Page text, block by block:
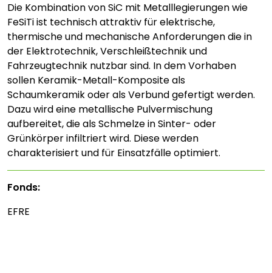
Die Kombination von SiC mit Metalllegierungen wie
FeSiTi ist technisch attraktiv für elektrische,
thermische und mechanische Anforderungen die in
der Elektrotechnik, Verschleißtechnik und
Fahrzeugtechnik nutzbar sind. In dem Vorhaben
sollen Keramik-Metall-Komposite als
Schaumkeramik oder als Verbund gefertigt werden.
Dazu wird eine metallische Pulvermischung
aufbereitet, die als Schmelze in Sinter- oder
Grünkörper infiltriert wird. Diese werden
charakterisiert und für Einsatzfälle optimiert.
Fonds:
EFRE